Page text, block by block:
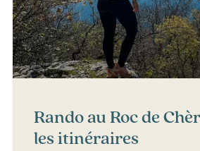
Rando au Roc de
les itinéraires